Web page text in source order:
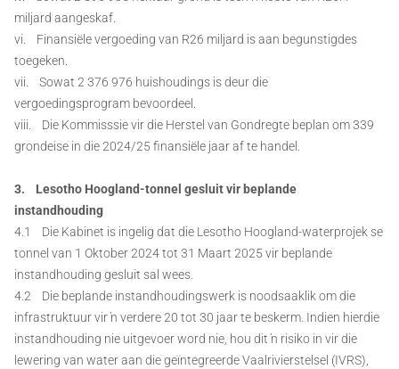
miljard aangeskaf.
vi. Finansiële vergoeding van R26 miljard is aan begunstigdes
toegeken.
vii. Sowat 2 376 976 huishoudings is deur die
vergoedingsprogram bevoordeel.
viii. Die Kommisssie vir die Herstel van Gondregte beplan om 339
grondeise in die 2024/25 finansiële jaar af te handel.
3. Lesotho Hoogland-tonnel gesluit vir beplande
instandhouding
4.1 Die Kabinet is ingelig dat die Lesotho Hoogland-waterprojek se
tonnel van 1 Oktober 2024 tot 31 Maart 2025 vir beplande
instandhouding gesluit sal wees.
4.2 Die beplande instandhoudingswerk is noodsaaklik om die
infrastruktuur vir ŉ verdere 20 tot 30 jaar te beskerm. Indien hierdie
instandhouding nie uitgevoer word nie, hou dit ŉ risiko in vir die
lewering van water aan die geïntegreerde Vaalrivierstelsel (IVRS),